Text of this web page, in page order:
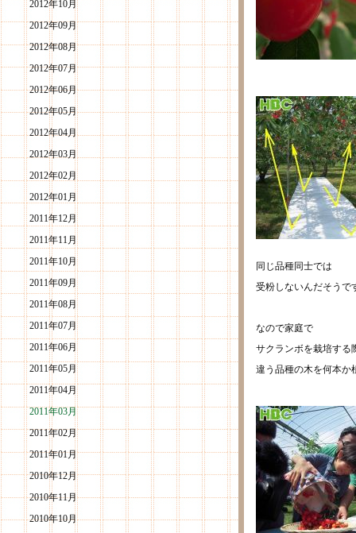
2012年10月
2012年09月
2012年08月
2012年07月
2012年06月
2012年05月
2012年04月
2012年03月
2012年02月
2012年01月
2011年12月
2011年11月
2011年10月
2011年09月
2011年08月
2011年07月
2011年06月
2011年05月
2011年04月
2011年03月
2011年02月
2011年01月
2010年12月
2010年11月
2010年10月
同じ品種同士では
受粉しないんだそうで
なので家庭で
サクランボを栽培する
違う品種の木を何本か